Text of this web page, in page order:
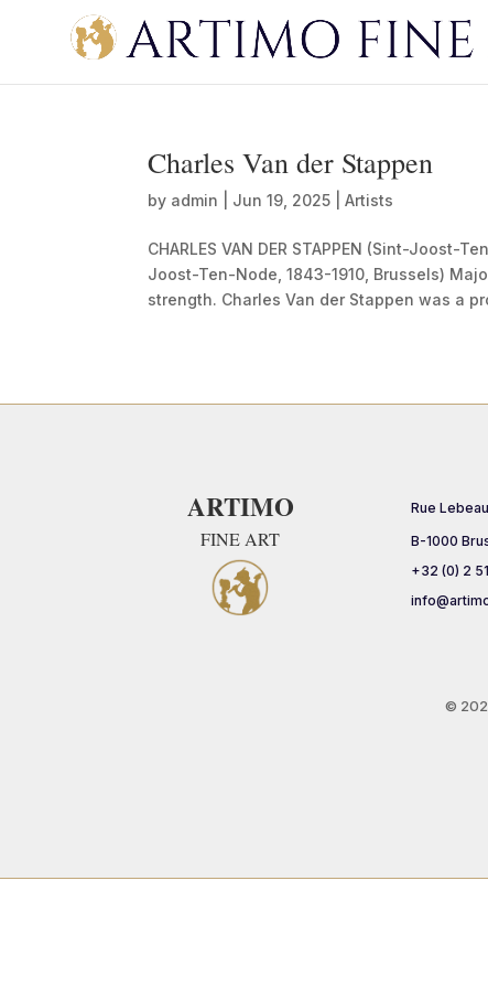
Charles Van der Stappen
by admin Jun 19, 2025 |Artists
CHARLES VAN DER STAPPEN (Sint-Joost-
Joost-Ten-Node, 1843-1910, Brussels)
strength. Charles Van der Stappen was a
ARTIMO
FINE ART
Rue
B-1000
+32 (0) 2
©